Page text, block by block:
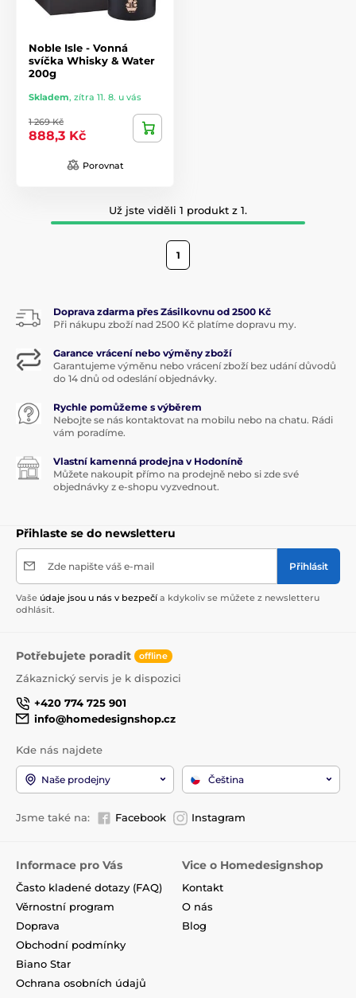
Noble Isle - Vonná
svíčka Whisky & Water
200g
Skladem, zítra 11. 8. u vás
1 269 Kč
888,3 Kč
Porovnat
Už jste viděli 1 produkt z 1.
1
Doprava zdarma přes Zásilkovnu od 2500 Kč
Při nákupu zboží nad 2500 Kč platíme dopravu my.
Garance vrácení nebo výměny zboží
Garantujeme výměnu nebo vrácení zboží bez udání důvodů
do 14 dnů od odeslání objednávky.
Rychle pomůžeme s výběrem
Nebojte se nás kontaktovat na mobilu nebo na chatu. Rádi
vám poradíme.
Vlastní kamenná prodejna v Hodoníně
Můžete nakoupit přímo na prodejně nebo si zde své
objednávky z e-shopu vyzvednout.
Přihlaste se do newsletteru
Zde napište váš e-mail Přihlásit
Vaše údaje jsou u nás v bezpečí a kdykoliv se můžete z newsletteru
odhlásit.
Potřebujete poradit offline
Zákaznický servis je k dispozici
+420 774 725 901
info@homedesignshop.cz
Kde nás najdete
Naše prodejny Čeština
Jsme také na: Facebook Instagram
Informace pro Vás
Často kladené dotazy (FAQ)
Věrnostní program
Doprava
Obchodní podmínky
Biano Star
Ochrana osobních údajů
Vice o Homedesignshop
Kontakt
O nás
Blog